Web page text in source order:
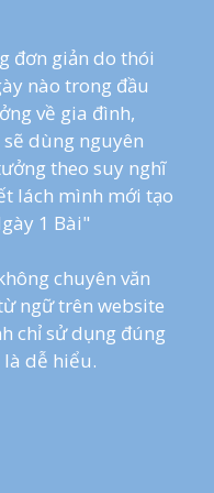
đơn giản do thói
nào trong đầu
về gia đình,
dùng nguyên
theo suy nghĩ
lách mình mới tạo
1 Bài"
chuyên văn
ngữ trên website
chỉ sử dụng đúng
dễ hiểu.